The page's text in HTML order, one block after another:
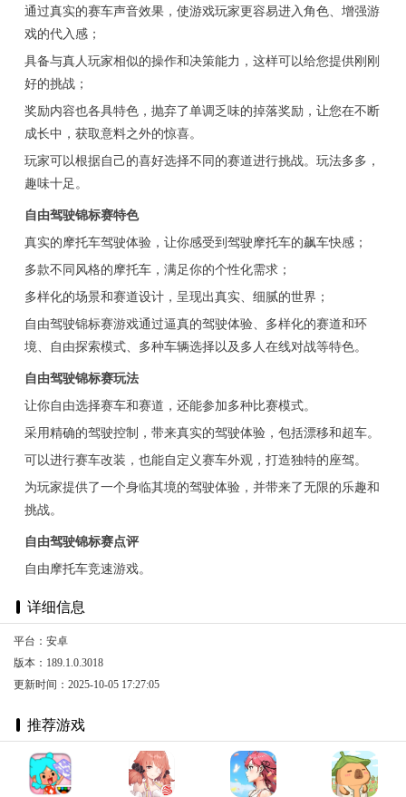
通过真实的赛车声音效果，使游戏玩家更容易进入角色、增强游
戏的代入感；
具备与真人玩家相似的操作和决策能力，这样可以给您提供刚刚
好的挑战；
奖励内容也各具特色，抛弃了单调乏味的掉落奖励，让您在不断
成长中，获取意料之外的惊喜。
玩家可以根据自己的喜好选择不同的赛道进行挑战。玩法多多，
趣味十足。
自由驾驶锦标赛特色
真实的摩托车驾驶体验，让你感受到驾驶摩托车的飙车快感；
多款不同风格的摩托车，满足你的个性化需求；
多样化的场景和赛道设计，呈现出真实、细腻的世界；
自由驾驶锦标赛游戏通过逼真的驾驶体验、多样化的赛道和环
境、自由探索模式、多种车辆选择以及多人在线对战等特色。
自由驾驶锦标赛玩法
让你自由选择赛车和赛道，还能参加多种比赛模式。
采用精确的驾驶控制，带来真实的驾驶体验，包括漂移和超车。
可以进行赛车改装，也能自定义赛车外观，打造独特的座驾。
为玩家提供了一个身临其境的驾驶体验，并带来了无限的乐趣和
挑战。
自由驾驶锦标赛点评
自由摩托车竞速游戏。
详细信息
平台：安卓
版本：189.1.0.3018
更新时间：2025-10-05 17:27:05
推荐游戏